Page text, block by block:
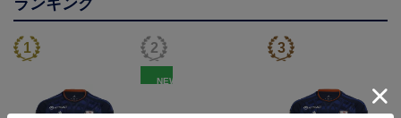
ランキング
NEW